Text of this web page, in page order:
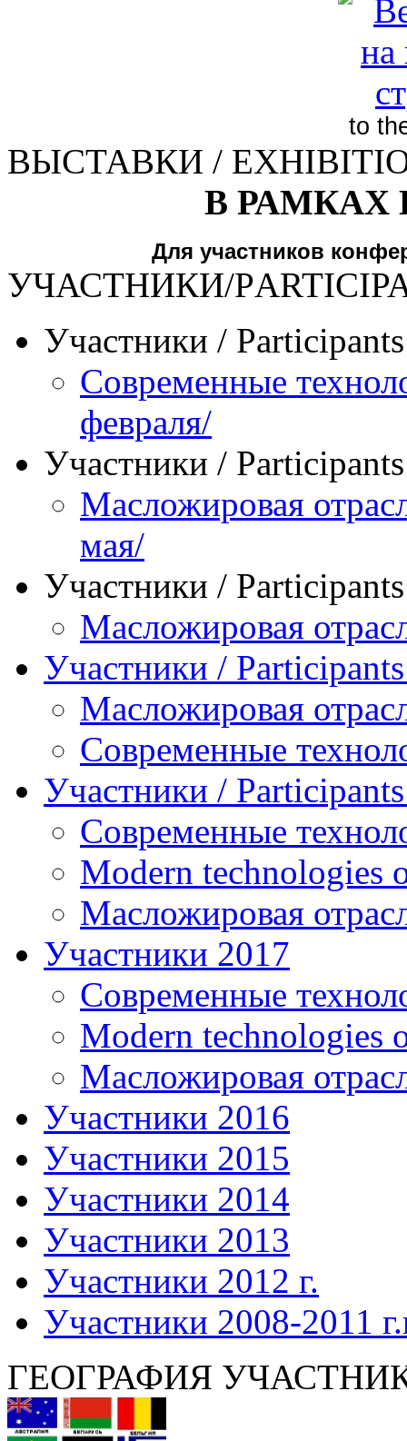
to
ВЫСТАВКИ /
В РАМКАХ
Для участников
УЧАСТНИКИ/
Участники /
Современные
февраля/
Участники /
Масложировая
мая/
Участники /
Масложировая
Участники /
Масложировая
Современные
Участники /
Современные
Modern technologies
Масложировая
Участники 2017
Современные
Modern technologies
Масложировая
Участники 2016
Участники 2015
Участники 2014
Участники 2013
Участники 2012 г.
Участники 2008-2011
ГЕОГРАФИЯ